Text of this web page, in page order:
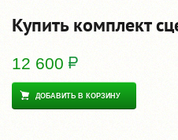
Купить комплект
12 600
ДОБАВИТЬ В КОРЗИНУ